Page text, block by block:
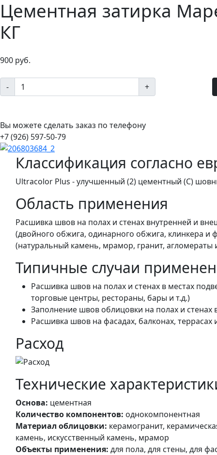
Цементная затирка
КГ
900 руб.
- +
Вы можете сделать заказ по телефону
+7 (926) 597-50-79
Классификация согласно
Ultracolor Plus - улучшенный (2) цементный (С)
Область применения
Расшивка швов на полах и стенах внутренней и
(двойного обжига, одинарного обжига, клинкера
(натуральный камень, мрамор, гранит,
Типичные случаи
Расшивка швов на полах и стенах в местах
торговые центры, рестораны, бары и т.д.)
Заполнение швов облицовки на полах и
Расшивка швов на фасадах, балконах, террасах
Расход
Технические
Основа: цементная
Количество компонентов: однокомпонентная
Материал облицовки: керамогранит,
камень, искусственный камень, мрамор
Объекты применения: для пола, для стены, для